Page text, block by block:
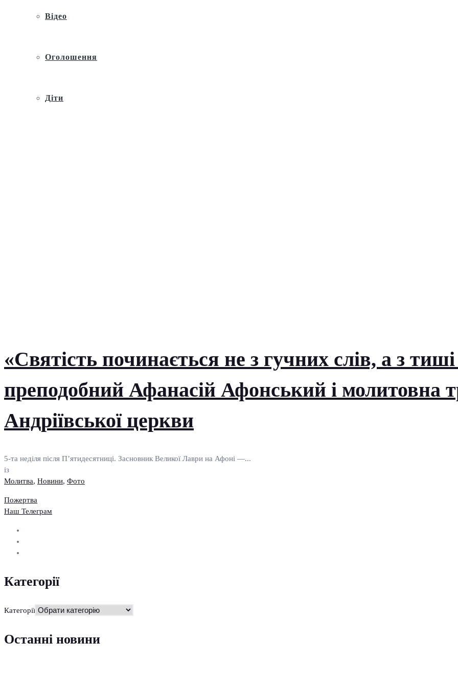
Відео
Оголошення
Діти
«Святість починається не з гучних слів, а з
преподобний Афанасій Афонський і молитовна
Андріївської церкви
5-та неділя після П’ятидесятниці. Засновник Великої Лаври на Афоні —...
із
Молитва, Новини, Фото
Пожертва
Наш Телеграм
Категорії
Категорії
Останні новини